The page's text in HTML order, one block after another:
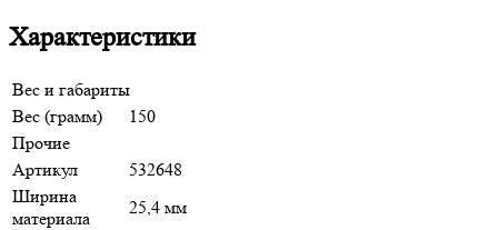
Характеристики
Вес и габариты
Вес (грамм)
150
Прочие
Артикул
532648
Ширина
материала
25,4 мм